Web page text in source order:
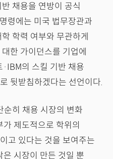
채용을 연방이 공식
령에는 미국 법무장관과
학력 여부와 무관하게
한 가이던스를 기업에
의 스킬 기반 채용
뒷받침하겠다는 선언이다.
히 채용 시장의 변화
제도적으로 학위의
고 있다는 것을 보여주는
은 시장이 만든 것일 뿐